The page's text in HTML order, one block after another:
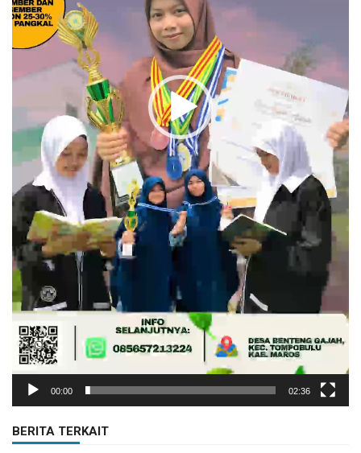
00:00 02:36
BERITA TERKAIT